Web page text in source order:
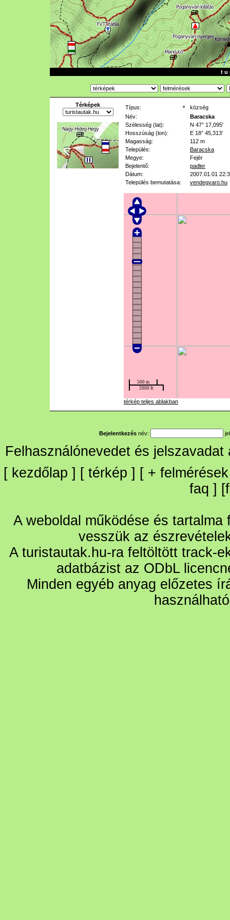
t u
Térképek Típus:
község
Név:
Baracska
Szélesség (lat):
N 47° 17,095'
Hosszúság (lon):
E 18° 45,313'
Magasság:
112 m
Település:
Baracska
Megye:
Fejér
Bejelentő:
padler
Dátum:
2007.01.01
Település bemutatása:
vendegvaro.hu
térkép teljes ablakban
Bejelentkezés név:
Felhasználónevedet és
[ kezdőlap ] [ térkép ] [ + felmérések
faq ] [
A weboldal működése és
vesszük az
A turistautak.hu-ra feltöltött track-
adatbázist az ODbL
Minden egyéb anyag előzetes